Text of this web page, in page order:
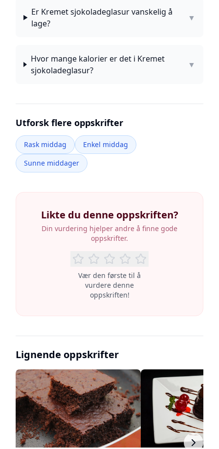
Er Kremet sjokoladeglasur vanskelig å
lage?
▼
Hvor mange kalorier er det i Kremet
sjokoladeglasur?
▼
Utforsk flere oppskrifter
Rask middag
Enkel middag
Sunne middager
Likte du denne oppskriften?
Din vurdering hjelper andre å finne gode
oppskrifter.
Vær den første til å
vurdere denne
oppskriften!
Lignende oppskrifter